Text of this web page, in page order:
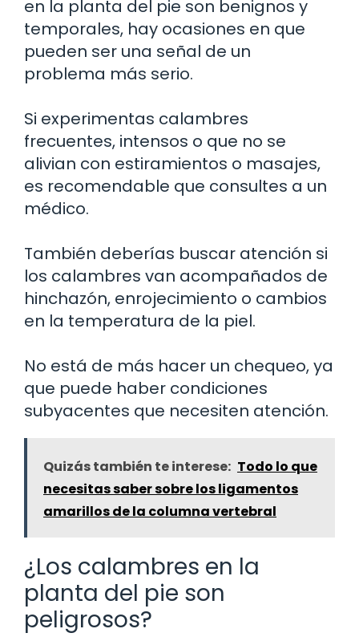
en la planta del pie son benignos y
temporales, hay ocasiones en que
pueden ser una señal de un
problema más serio.
Si experimentas calambres
frecuentes, intensos o que no se
alivian con estiramientos o masajes,
es recomendable que consultes a un
médico.
También deberías buscar atención si
los calambres van acompañados de
hinchazón, enrojecimiento o cambios
en la temperatura de la piel.
No está de más hacer un chequeo, ya
que puede haber condiciones
subyacentes que necesiten atención.
Quizás también te interese: Todo lo que
necesitas saber sobre los ligamentos
amarillos de la columna vertebral
¿Los calambres en la
planta del pie son
peligrosos?